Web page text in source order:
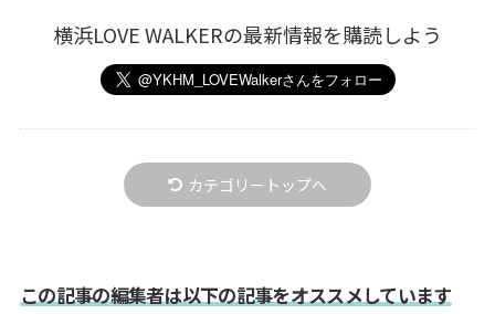
横浜LOVE WALKERの最新情報を購読しよう
カテゴリートップへ
この記事の編集者は以下の記事をオススメしています